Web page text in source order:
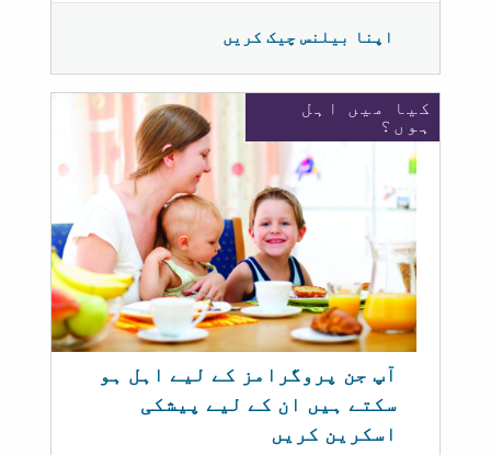
اپنا بیلنس چیک کریں
کیا میں اہل
ہوں؟
آپ جن پروگرامز کے لیے اہل ہو
سکتے ہیں ان کے لیے پیشکی
اسکرین کریں